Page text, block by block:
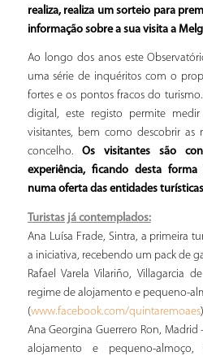
realiza, realiza um sorteio para
informação sobre a sua visita a
Ao longo dos anos este
uma série de inquéritos com o
fortes e os pontos fracos do
digital, este registo permite
visitantes, bem como descobrir as
concelho.Os visitantes são
experiência, ficando desta
numa oferta das entidades
Turistas já contemplados:
Ana Luísa Frade, Sintra, a primeira
a iniciativa, recebendo um pack de
Rafael Varela Vilariño, Villagarcia
regime de alojamento e pequeno-
(www.facebook.com/quintaremoaes
Ana Georgina Guerrero Ron,
alojamento e pequeno-almoço,